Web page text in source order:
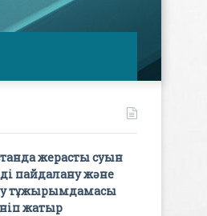
жерасты суын
пайдалану және
тұжырымдамасы
жатыр